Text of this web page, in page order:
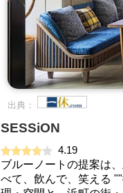
出典：
SESSiON
4.19
ブルーノートの提案は
べて、飲んで、笑える